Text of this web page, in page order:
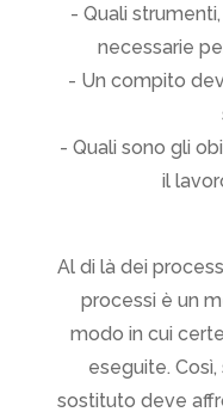
- Quali
necessarie
- Un compito
- Quali sono gli
il
Al di là dei
processi è un
modo in cui
eseguite.
sostituto deve